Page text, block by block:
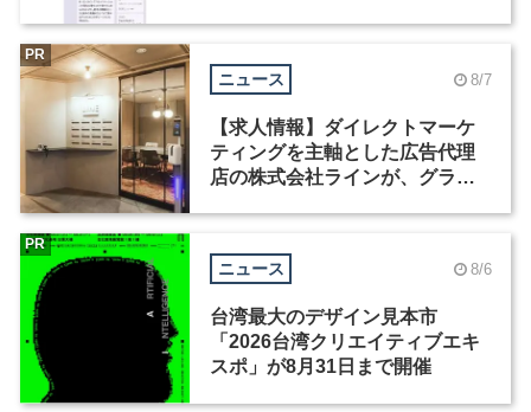
ニュース 8/7
【求人情報】ダイレクトマーケ
ティングを主軸とした広告代理
店の株式会社ラインが、グラフ
PR
ニュース 8/6
台湾最大のデザイン見本市
「2026台湾クリエイティブエキ
スポ」が8月31日まで開催
PR